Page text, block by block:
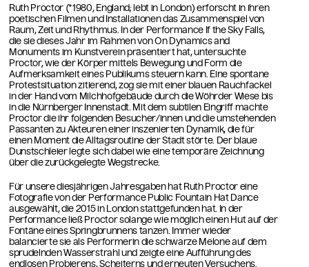
Ruth Proctor (*1980, England; lebt in London) erforscht in ihren
poetischen Filmen und Installationen das Zusammenspiel von
Raum, Zeit und Rhythmus. In der Performance If the Sky Falls,
die sie dieses Jahr im Rahmen von On Dynamics and
Monuments im Kunstverein präsentiert hat, untersuchte
Proctor, wie der Körper mittels Bewegung und Form die
Aufmerksamkeit eines Publikums steuern kann. Eine spontane
Protestsituation zitierend, zog sie mit einer blauen Rauchfackel
in der Hand vom Milchhofgebäude durch die Wöhrder Wiese bis
in die Nürnberger Innenstadt. Mit dem subtilen Eingriff machte
Proctor die ihr folgenden Besucher/innen und die umstehenden
Passanten zu Akteuren einer inszenierten Dynamik, die für
einen Moment die Alltagsroutine der Stadt störte. Der blaue
Dunstschleier legte sich dabei wie eine temporäre Zeichnung
über die zurückgelegte Wegstrecke.
Für unsere diesjährigen Jahresgaben hat Ruth Proctor eine
Fotografie von der Performance Public Fountain Hat Dance
ausgewählt, die 2015 in London stattgefunden hat. In der
Performance ließ Proctor solange wie möglich einen Hut auf der
Fontäne eines Springbrunnens tanzen. Immer wieder
balancierte sie als Performerin die schwarze Melone auf dem
sprudelnden Wasserstrahl und zeigte eine Aufführung des
endlosen Probierens, Scheiterns und erneuten Versuchens.